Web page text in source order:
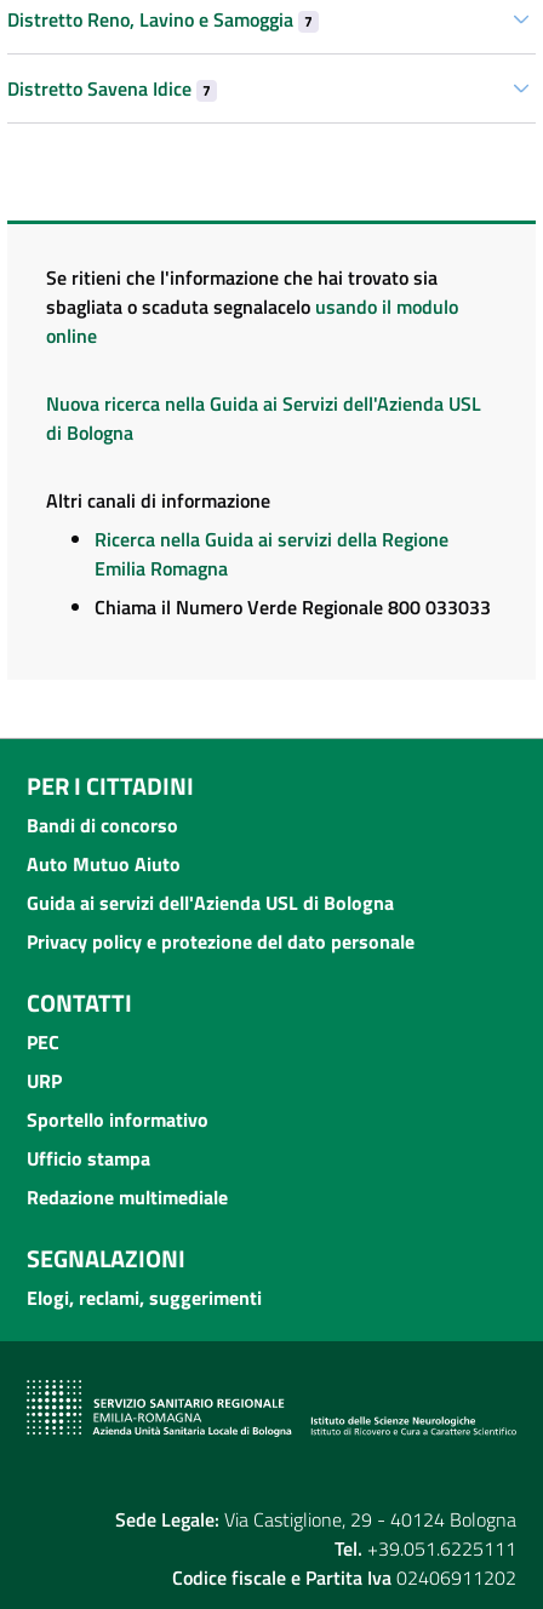
Distretto Reno, Lavino e Samoggia 7
Distretto Savena Idice 7
Se ritieni che l'informazione che hai trovato sia
sbagliata o scaduta segnalacelo usando il modulo
online
Nuova ricerca nella Guida ai Servizi dell'Azienda USL
di Bologna
Altri canali di informazione
Ricerca nella Guida ai servizi della Regione
Emilia Romagna
Chiama il Numero Verde Regionale 800 033033
PER I CITTADINI
Bandi di concorso
Auto Mutuo Aiuto
Guida ai servizi dell'Azienda USL di Bologna
Privacy policy e protezione del dato personale
CONTATTI
PEC
URP
Sportello informativo
Ufficio stampa
Redazione multimediale
SEGNALAZIONI
Elogi, reclami, suggerimenti
Sede Legale: Via Castiglione, 29 - 40124 Bologna
Tel. +39.051.6225111
Codice fiscale e Partita Iva02406911202